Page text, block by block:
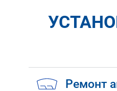
Ремонт